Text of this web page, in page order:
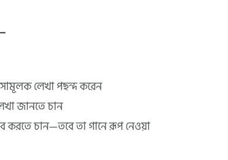
লেখা পছন্দ করেন
জানতে চান
চান—তবে তা গানে রূপ নেওয়া